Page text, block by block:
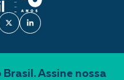
Assine nossa